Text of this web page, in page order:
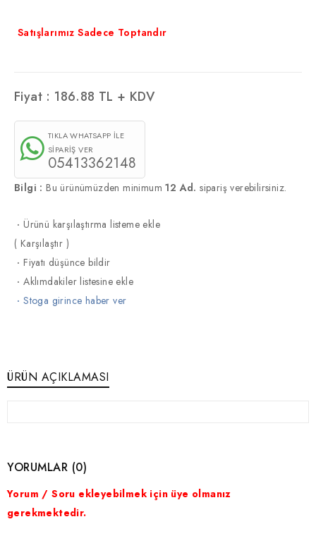
Satışlarımız Sadece Toptandır
Fiyat : 186.88 TL + KDV
TIKLA WHATSAPP İLE
SİPARİŞ VER
05413362148
Bilgi : Bu ürünümüzden minimum12 Ad. sipariş verebilirsiniz.
·Ürünü karşılaştırma listeme ekle
( Karşılaştır )
·Fiyatı düşünce bildir
·Aklımdakiler listesine ekle
·Stoga girince haber ver
ÜRÜN AÇIKLAMASI
YORUMLAR (0)
Yorum / Soru ekleyebilmek için üye olmanız
gerekmektedir.